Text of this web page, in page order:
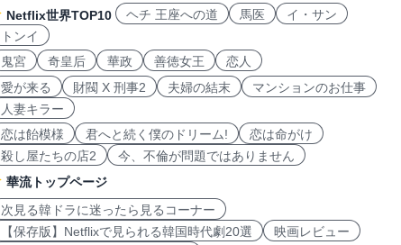
Netflix世界TOP10
ヘチ 王座への道 馬医
イ・サン
トンイ
鬼宮
奇皇后 華政 善徳女王
恋人
愛が来る
財閥 X 刑事2 夫婦の結末
マンションのお仕事
人妻キラー
恋は飴模様
君へと続く僕のドリーム!
恋は命がけ
殺し屋たちの店2
今、不倫が問題ではありません
華流トップページ
次見る韓ドラに迷ったら見るコーナー
【保存版】Netflixで見られる韓国時代劇20選
映画レビュー